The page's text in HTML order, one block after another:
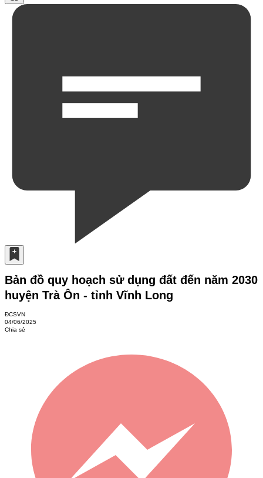
Bản đồ quy hoạch sử dụng đất đến năm 2030
huyện Trà Ôn - tỉnh Vĩnh Long
ĐCSVN
04/06/2025
Chia sẻ